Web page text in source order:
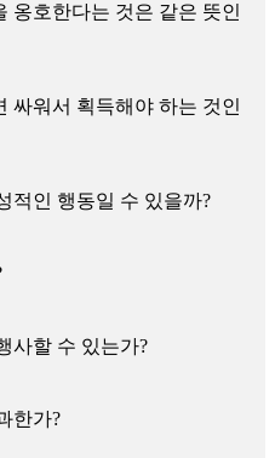
옹호한다는 것은 같은 뜻인
싸워서 획득해야 하는 것인
적인 행동일 수 있을까?
사할 수 있는가?
한가?